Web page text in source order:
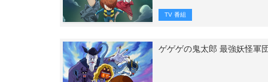
TV 番組
ゲゲゲの鬼太郎 最強妖怪軍